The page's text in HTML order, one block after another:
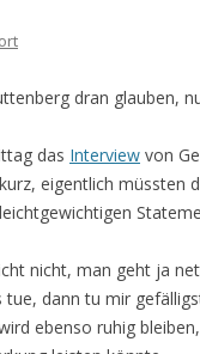
dran glauben,
das Interview von
eigentlich müssten
nicht, man geht ja
tue, dann tu mir
ebenso ruhig